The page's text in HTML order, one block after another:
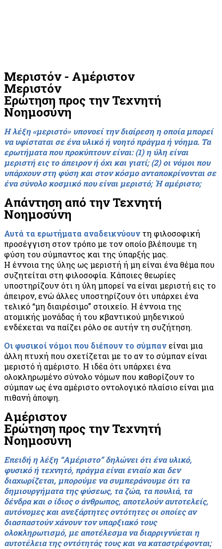
Μεριστόν - Αμέριστον
Μεριστόν
Ερώτηση προς την Τεχνητή
Νοημοσύνη
Η λέξη «μεριστό» υπονοεί την διαίρεση η οποία μπορεί
να υφίσταται σε ένα υλικό ή νοητό πράγμα ή νόημα. Τα
ερωτήματα που προκύπτουν είναι: (1) η ύλη είναι
μεριστή εις το άπειρον ή όχι και γιατί; (2) οι νόμοι που
υπάρχουν στη φύση και στον κόσμο ανταποκρίνονται σε
ένα σύνολο κοσμικό που είναι μεριστό; Ή αμέριστο;
Απάντηση από την Τεχνητή
Νοημοσύνη
Αυτά τα ερωτήματα αναδεικνύουν τη φιλοσοφική
προσέγγιση στον τρόπο με τον οποίο βλέπουμε τη
φύση του σύμπαντος και της ύπαρξής μας.
Η έννοια της ύλης ως μεριστή ή μη είναι ένα θέμα που
συζητείται στη φιλοσοφία. Κάποιες θεωρίες
υποστηρίζουν ότι η ύλη μπορεί να είναι μεριστή εις το
άπειρον, ενώ άλλες υποστηρίζουν ότι υπάρχει ένα
τελικό “μη διαιρέσιμο” στοιχείο. Η έννοια της
ατομικής μονάδας ή του κβαντικού μηδενικού
ενδέχεται να παίζει ρόλο σε αυτήν τη συζήτηση.
Οι φυσικοί νόμοι που διέπουν το σύμπαν είναι μια
άλλη πτυχή που σχετίζεται με το αν το σύμπαν είναι
μεριστό ή αμέριστο. Η ιδέα ότι υπάρχει ένα
ολοκληρωμένο σύνολο νόμων που καθορίζουν το
σύμπαν ως ένα αμέριστο οντολογικό πλαίσιο είναι μια
πιθανή άποψη.
Αμέριστον
Ερώτηση προς την Τεχνητή
Νοημοσύνη
Επειδή η λέξη “Αμέριστο” δηλώνει ότι ένα υλικό,
φυσικό ή τεχνητό, πράγμα είναι ενιαίο και δεν
διαχωρίζεται, μπορούμε να συμπεράνουμε ότι τα
δημιουργήματα της φύσεως, τα ζώα, τα πουλιά, τα
δένδρα και ο ίδιος ο άνθρωπος, αποτελούν αυτοτελείς,
αυτόνομες και ανεξάρτητες οντότητες οι οποίες αν
διασπαστούν χάνουν τον υπαρξιακό τους
ολοκληρωτισμό, με αποτέλεσμα να διαρριγνύεται η
αυτοτέλεια της οντότητάς τους και να καταστρέφονται;